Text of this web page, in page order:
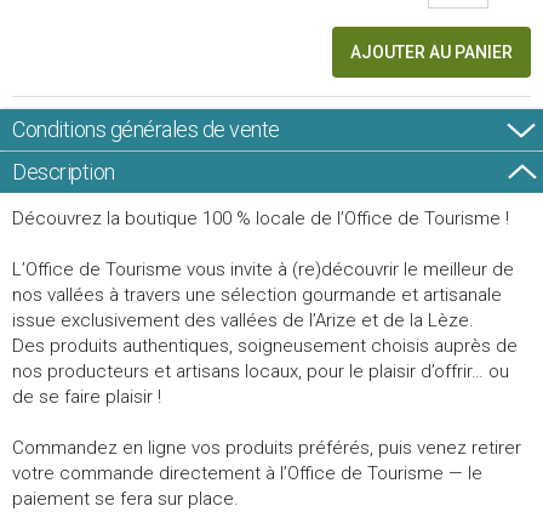
AJOUTER AU PANIER
Conditions générales de vente
Description
Découvrez la boutique 100 % locale de l’Office de Tourisme !
L’Office de Tourisme vous invite à (re)découvrir le meilleur de
nos vallées à travers une sélection gourmande et artisanale
issue exclusivement des vallées de l’Arize et de la Lèze.
Des produits authentiques, soigneusement choisis auprès de
nos producteurs et artisans locaux, pour le plaisir d’offrir… ou
de se faire plaisir !
Commandez en ligne vos produits préférés, puis venez retirer
votre commande directement à l’Office de Tourisme — le
paiement se fera sur place.